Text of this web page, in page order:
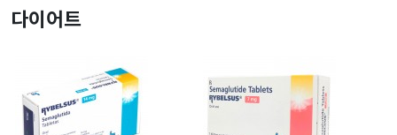
다이어트